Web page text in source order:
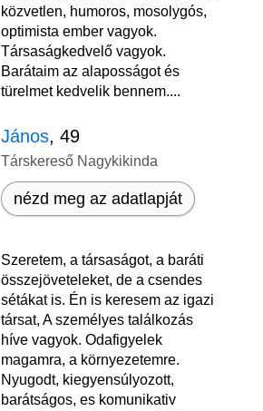
közvetlen, humoros, mosolygós,
optimista ember vagyok.
Társaságkedvelő vagyok.
Barátaim az alaposságot és
türelmet kedvelik bennem....
János, 49
Társkereső Nagykikinda
nézd meg az adatlapját
Szeretem, a társaságot, a baráti
összejöveteleket, de a csendes
sétákat is. Én is keresem az igazi
társat, A személyes találkozás
híve vagyok. Odafigyelek
magamra, a környezetemre.
Nyugodt, kiegyensúlyozott,
barátságos, es komunikativ